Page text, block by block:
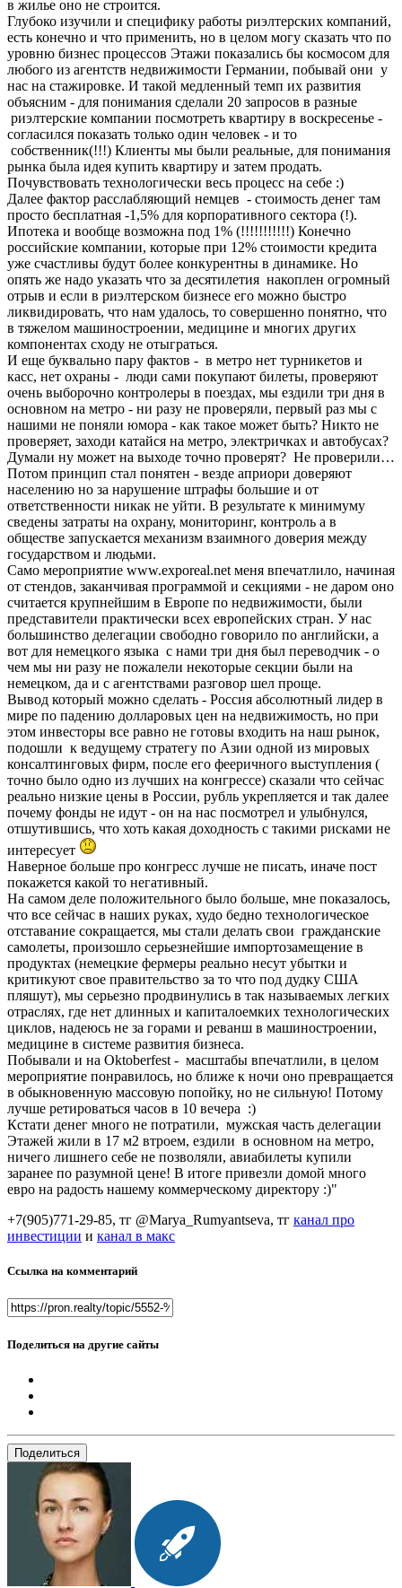
в жилье оно не строится.
Глубоко изучили и специфику работы риэлтерских компаний,
есть конечно и что применить, но в целом могу сказать что по
уровню бизнес процессов Этажи показались бы космосом для
любого из агентств недвижимости Германии, побывай они у
нас на стажировке. И такой медленный темп их развития
объясним - для понимания сделали 20 запросов в разные
риэлтерские компании посмотреть квартиру в воскресенье -
согласился показать только один человек - и то
собственник(!!!) Клиенты мы были реальные, для понимания
рынка была идея купить квартиру и затем продать.
Почувствовать технологически весь процесс на себе :)
Далее фактор расслабляющий немцев - стоимость денег там
просто бесплатная -1,5% для корпоративного сектора (!).
Ипотека и вообще возможна под 1% (!!!!!!!!!!!) Конечно
российские компании, которые при 12% стоимости кредита
уже счастливы будут более конкурентны в динамике. Но
опять же надо указать что за десятилетия накоплен огромный
отрыв и если в риэлтерском бизнесе его можно быстро
ликвидировать, что нам удалось, то совершенно понятно, что
в тяжелом машиностроении, медицине и многих других
компонентах сходу не отыграться.
И еще буквально пару фактов - в метро нет турникетов и
касс, нет охраны - люди сами покупают билеты, проверяют
очень выборочно контролеры в поездах, мы ездили три дня в
основном на метро - ни разу не проверяли, первый раз мы с
нашими не поняли юмора - как такое может быть? Никто не
проверяет, заходи катайся на метро, электричках и автобусах?
Думали ну может на выходе точно проверят? Не проверили…
Потом принцип стал понятен - везде априори доверяют
населению но за нарушение штрафы большие и от
ответственности никак не уйти. В результате к минимуму
сведены затраты на охрану, мониторинг, контроль а в
обществе запускается механизм взаимного доверия между
государством и людьми.
Само мероприятие www.exporeal.net меня впечатлило, начиная
от стендов, заканчивая программой и секциями - не даром оно
считается крупнейшим в Европе по недвижимости, были
представители практически всех европейских стран. У нас
большинство делегации свободно говорило по английски, а
вот для немецкого языка с нами три дня был переводчик - о
чем мы ни разу не пожалели некоторые секции были на
немецком, да и с агентствами разговор шел проще.
Вывод который можно сделать - Россия абсолютный лидер в
мире по падению долларовых цен на недвижимость, но при
этом инвесторы все равно не готовы входить на наш рынок,
подошли к ведущему стратегу по Азии одной из мировых
консалтинговых фирм, после его фееричного выступления (
точно было одно из лучших на конгрессе) сказали что сейчас
реально низкие цены в России, рубль укрепляется и так далее
почему фонды не идут - он на нас посмотрел и улыбнулся,
отшутившись, что хоть какая доходность с такими рисками не
интересует
Наверное больше про конгресс лучше не писать, иначе пост
покажется какой то негативный.
На самом деле положительного было больше, мне показалось,
что все сейчас в наших руках, худо бедно технологическое
отставание сокращается, мы стали делать свои гражданские
самолеты, произошло серьезнейшие импортозамещение в
продуктах (немецкие фермеры реально несут убытки и
критикуют свое правительство за то что под дудку США
пляшут), мы серьезно продвинулись в так называемых легких
отраслях, где нет длинных и капиталоемких технологических
циклов, надеюсь не за горами и реванш в машиностроении,
медицине в системе развития бизнеса.
Побывали и на Oktoberfest - масштабы впечатлили, в целом
мероприятие понравилось, но ближе к ночи оно превращается
в обыкновенную массовую попойку, но не сильную! Потому
лучше ретироваться часов в 10 вечера :)
Кстати денег много не потратили, мужская часть делегации
Этажей жили в 17 м2 втроем, ездили в основном на метро,
ничего лишнего себе не позволяли, авиабилеты купили
заранее по разумной цене! В итоге привезли домой много
евро на радость нашему коммерческому директору :)"
+7(905)771-29-85, тг @Marya_Rumyantseva, тг канал про
инвестиции и канал в макс
Ссылка на комментарий
Поделиться на другие сайты
Поделиться